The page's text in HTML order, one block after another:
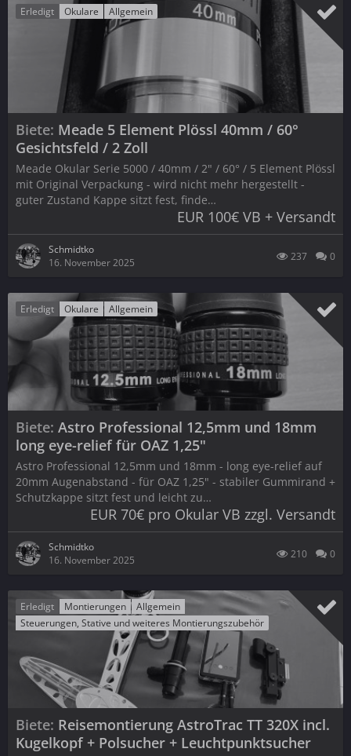
Erledigt Okulare Allgemein
Biete Meade 5 Element Plössl 40mm / 60°
Gesichtsfeld / 2 Zoll
Meade Okular Serie 5000 / 40mm / 2" / 60° / 5 Element Plössl
mit Original Verpackung - wird nicht mehr hergestellt -
guter Zustand Kappe sitzt fest, finde…
EUR 100€ VB + Versandt
Schmidtko
16. November 2025
237 0
Erledigt Okulare Allgemein
Biete Astro Professional 12,5mm und 18mm
long eye-relief für OAZ 1,25"
Astro Professional 12,5mm und 18mm - long eye-relief auf
20mm Augenabstand - für OAZ 1,25" - stabiler Gummirand +
Schutzkappe sitzt fest und leicht zu…
EUR 70€ pro Okular VB zzgl. Versandt
Schmidtko
16. November 2025
210 0
Erledigt Montierungen
Allgemein
Steuerungen, Stative und weiteres Montierungszubehör
Biete Reisemontierung AstroTrac TT 320X incl.
Kugelkopf + Polsucher + Leuchtpunktsucher